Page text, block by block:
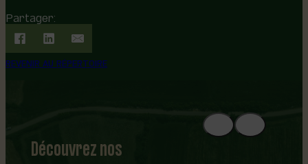
Partager:
REVENIR AU RÉPERTOIRE
Découvrez nos